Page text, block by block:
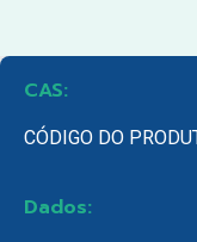
CAS:
CÓDIGO DO
Dados: